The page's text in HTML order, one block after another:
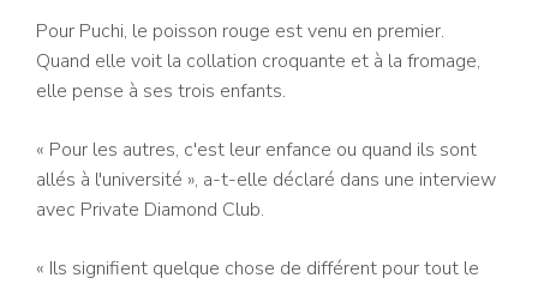
Pour Puchi, le poisson rouge est venu en premier.
Quand elle voit la collation croquante et à la fromage,
elle pense à ses trois enfants.
« Pour les autres, c'est leur enfance ou quand ils sont
allés à l'université », a-t-elle déclaré dans une interview
avec Private Diamond Club.
« Ils signifient quelque chose de différent pour tout le